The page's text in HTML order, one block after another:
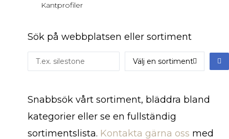
Kantprofiler
Sök på webbplatsen eller sortiment
Snabbsök vårt sortiment, bläddra bland
kategorier eller se en fullständig
sortimentslista. Kontakta gärna oss med